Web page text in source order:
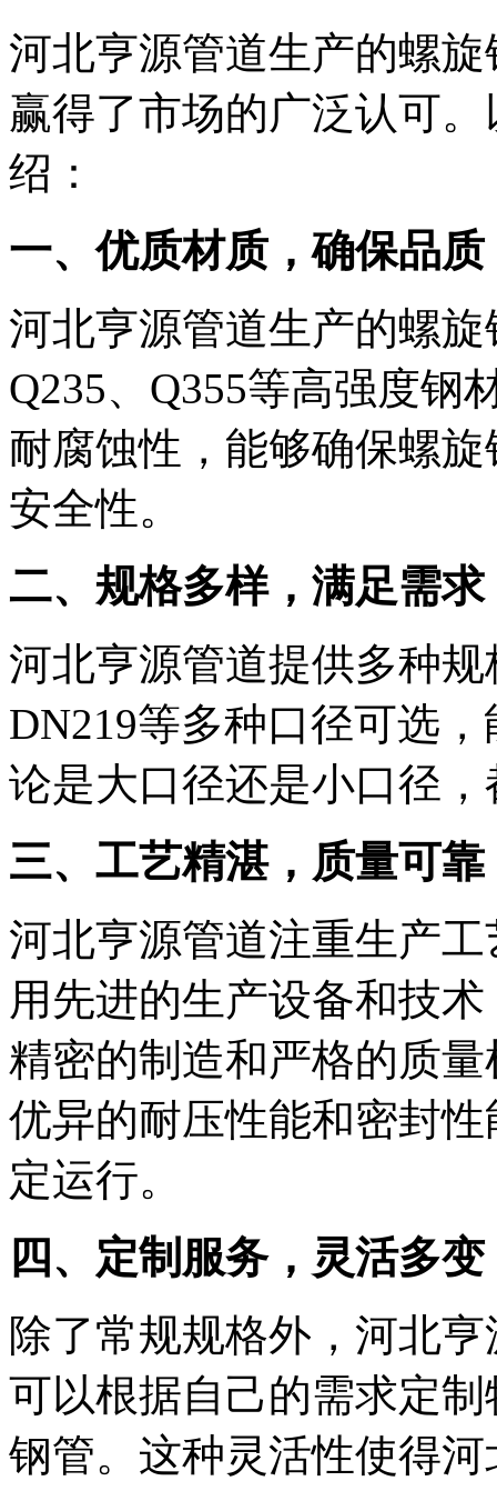
河北亨源管道生产的螺
赢得了市场的广泛认可
绍：
一、优质材质，确保品质
河北亨源管道生产的螺
Q235、Q355等高强度钢
耐腐蚀性，能够确保螺
安全性。
二、规格多样，满足需求
河北亨源管道提供多种
DN219等多种口径可选
论是大口径还是小口径
三、工艺精湛，质量可靠
河北亨源管道注重生产
用先进的生产设备和技
精密的制造和严格的质
优异的耐压性能和密封
定运行。
四、定制服务，灵活多变
除了常规规格外，河北
可以根据自己的需求定
钢管。这种灵活性使得